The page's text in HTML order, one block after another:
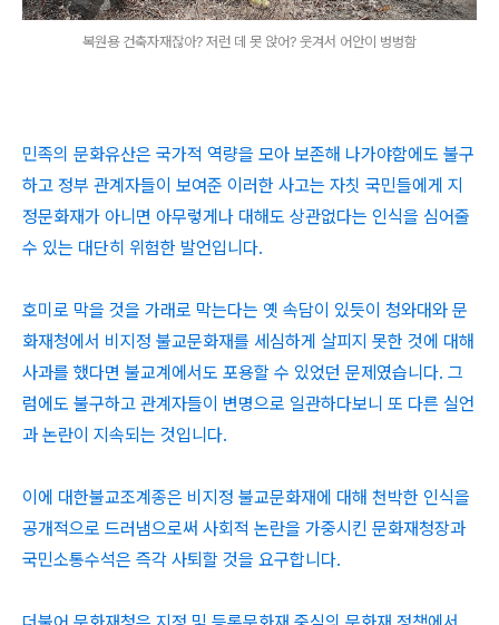
복원용 건축자재잖아? 저런 데 못 앉어? 웃겨서 어안이 벙벙함
민족의 문화유산은 국가적 역량을 모아 보존해 나가야함에도 불구
하고 정부 관계자들이 보여준 이러한 사고는 자칫 국민들에게 지
정문화재가 아니면 아무렇게나 대해도 상관없다는 인식을 심어줄
수 있는 대단히 위험한 발언입니다.
호미로 막을 것을 가래로 막는다는 옛 속담이 있듯이 청와대와 문
화재청에서 비지정 불교문화재를 세심하게 살피지 못한 것에 대해
사과를 했다면 불교계에서도 포용할 수 있었던 문제였습니다. 그
럼에도 불구하고 관계자들이 변명으로 일관하다보니 또 다른 실언
과 논란이 지속되는 것입니다.
이에 대한불교조계종은 비지정 불교문화재에 대해 천박한 인식을
공개적으로 드러냄으로써 사회적 논란을 가중시킨 문화재청장과
국민소통수석은 즉각 사퇴할 것을 요구합니다.